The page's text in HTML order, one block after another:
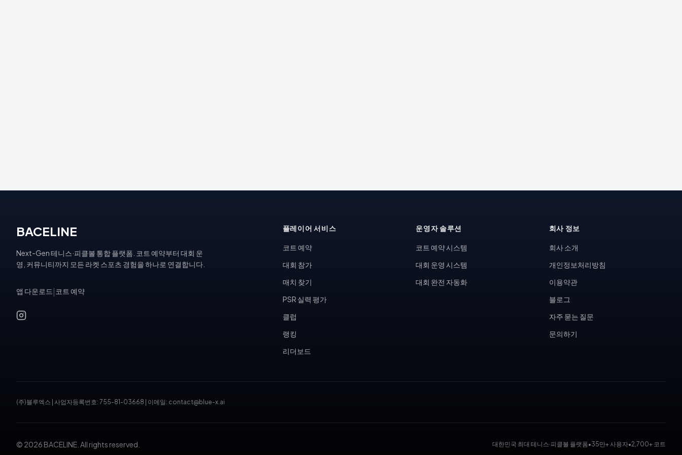
BACELINE
Next-Gen 테니스·피클볼 통합 플랫폼. 코트 예약부터 대회 운
영, 커뮤니티까지 모든 라켓 스포츠 경험을 하나로 연결합니다.
앱 다운로드 코트 예약
플레이어 서비스
코트 예약
대회 참가
매치 찾기
PSR 실력 평가
클럽
랭킹
리더보드
운영자 솔루션
코트 예약 시스템
대회 운영 시스템
대회 완전 자동화
회사 정보
회사 소개
개인정보처리방침
이용약관
블로그
자주 묻는 질문
문의하기
(주)블루엑스 사업자등록번호: 755-81-03668 이메일: contact@blue-x.ai
© 2026 BACELINE. All rights reserved. 대한민국 최대 테니스·피클볼 플랫폼•35만+ 사용자•2,700+ 코트